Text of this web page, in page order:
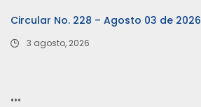
Circular No. 228 – Agosto 03 de 2026
3 agosto, 2026
…